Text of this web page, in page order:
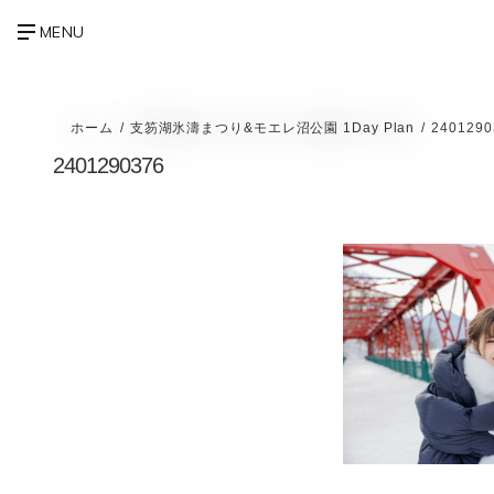
ホーム 支笏湖氷濤まつり&モエレ沼公園 1Day Plan
2401290376